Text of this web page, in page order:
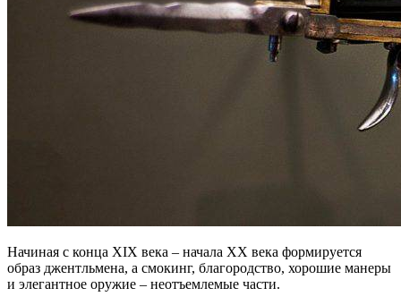
Начиная с конца XIX века – начала XX века формируется
образ джентльмена, а смокинг, благородство, хорошие манеры
и элегантное оружие – неотъемлемые части.